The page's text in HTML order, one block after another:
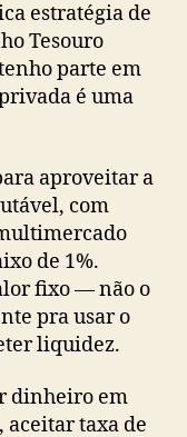
estratégia de
Tesouro
parte em
é uma
aproveitar a
com
de 1%.
fixo — não o
pra usar o
liquidez.
dinheiro em
aceitar taxa de